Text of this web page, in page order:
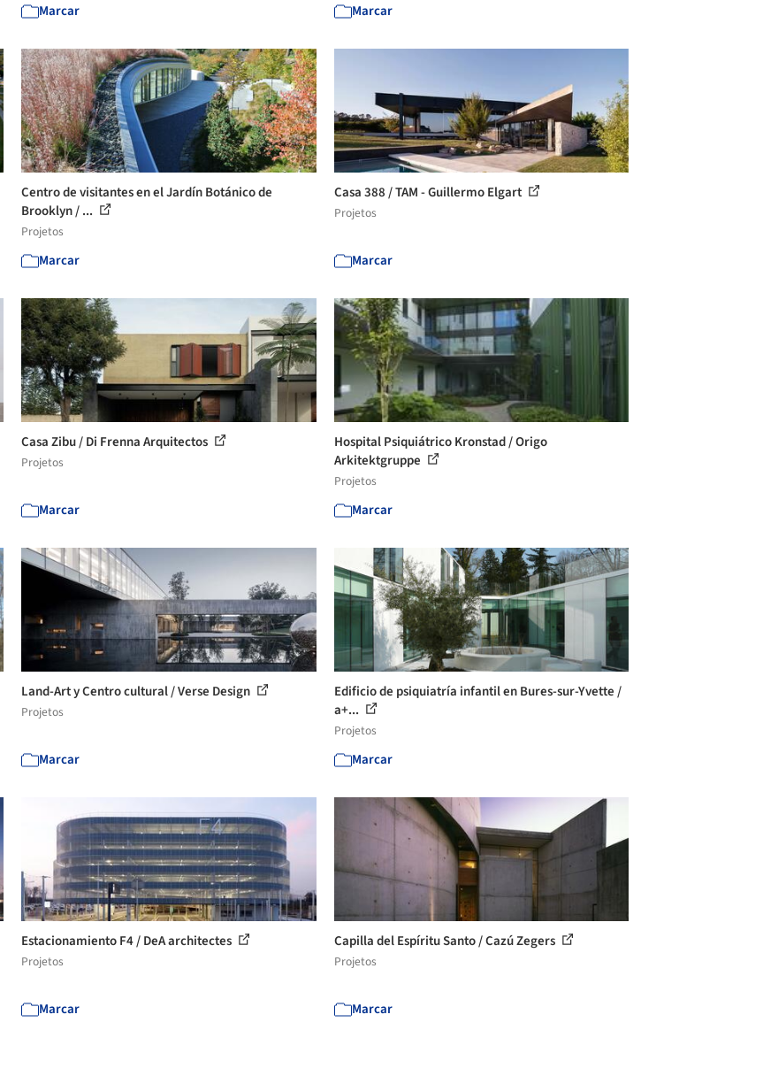
Marcar Marcar
Centro de visitantes en el Jardín Botánico de
Brooklyn / ...
Projetos
Marcar
Casa 388 / TAM - Guillermo Elgart
Projetos
Marcar
Casa Zibu / Di Frenna Arquitectos
Projetos
Marcar
Hospital Psiquiátrico Kronstad / Origo
Arkitektgruppe
Projetos
Marcar
Land-Art y Centro cultural / Verse Design
Projetos
Marcar
Edificio de psiquiatría infantil en Bures-sur-Yvette /
a+...
Projetos
Marcar
Estacionamiento F4 / DeA architectes
Projetos
Marcar
Capilla del Espíritu Santo / Cazú Zegers
Projetos
Marcar